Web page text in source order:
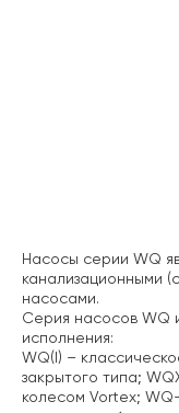
Насосы серии WQ
канализационными
насосами.
Серия насосов WQ
исполнения:
WQ(I) –
закрытого типа;
колесом Vortex;